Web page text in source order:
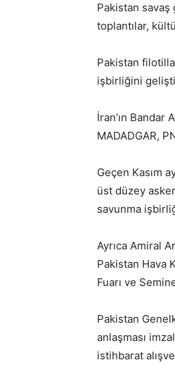
Pakistan savaş
toplantılar,
Pakistan
işbirliğini
İran’ın Bandar
MADADGAR,
Geçen Kasım
üst düzey
savunma
Ayrıca Amiral
Pakistan Hava
Fuarı ve
Pakistan
anlaşması
istihbarat